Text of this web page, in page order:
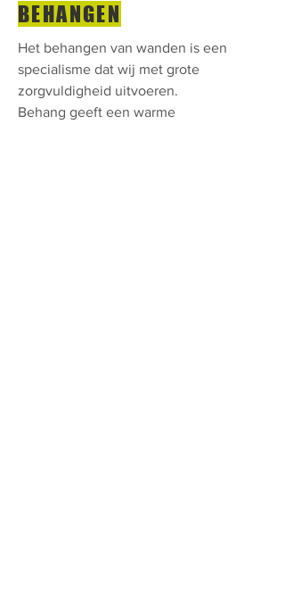
BEHANGEN
Het behangen van wanden is een
specialisme dat wij met grote
zorgvuldigheid uitvoeren.
Behang geeft een warme